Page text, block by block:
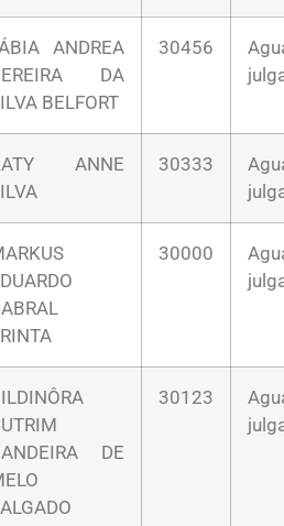
ANDREA
DA
BELFORT
30456
ANNE
30333
30000
DE
30123